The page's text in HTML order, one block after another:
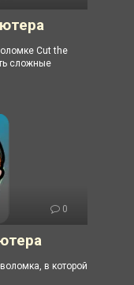
Cut the
сложные
0
в которой